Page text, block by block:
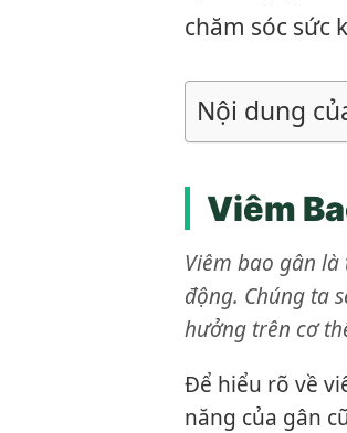
chăm sóc sức
Nội dung
Viêm
Viêm bao gân
động. Chúng ta
hưởng trên cơ
Để hiểu rõ về
năng của gân